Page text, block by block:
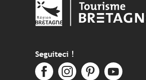
Seguiteci !